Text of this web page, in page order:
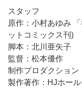
スタッフ
原作：小村あゆみ
ットコミックス刊)
脚本：北川亜矢子
監督：松本優作
制作プロダクション
製作著作：HJホー